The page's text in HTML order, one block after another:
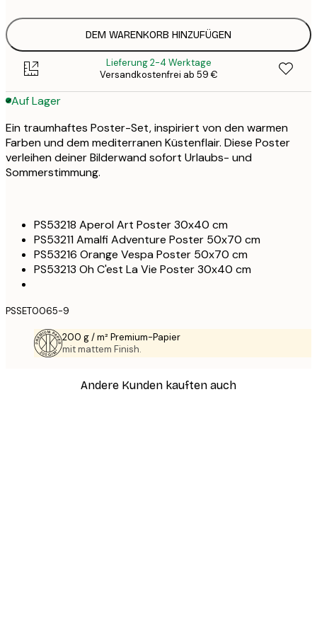
DEM WARENKORB HINZUFÜGEN
Lieferung 2-4 Werktage
Versandkostenfrei ab 59 €
Auf Lager
Ein traumhaftes Poster-Set, inspiriert von den warmen
Farben und dem mediterranen Küstenflair. Diese Poster
verleihen deiner Bilderwand sofort Urlaubs- und
Sommerstimmung.
PS53218 Aperol Art Poster 30x40 cm
PS53211 Amalfi Adventure Poster 50x70 cm
PS53216 Orange Vespa Poster 50x70 cm
PS53213 Oh C'est La Vie Poster 30x40 cm
PSSET0065-9
200 g / m² Premium-Papier
mit mattem Finish.
Andere Kunden kauften auch